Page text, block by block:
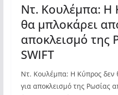
Ντ. Κουλέμπα: Η
θα μπλοκάρει
αποκλεισμό της
SWIFT
Ντ. Κουλέμπα: Η Κύπρος δεν
για αποκλεισμό της Ρωσίας